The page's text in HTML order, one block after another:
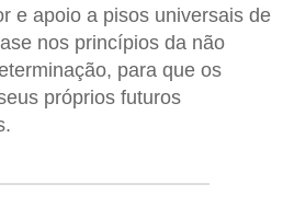
e apoio a pisos universais de
nos princípios da não
para que os
próprios futuros